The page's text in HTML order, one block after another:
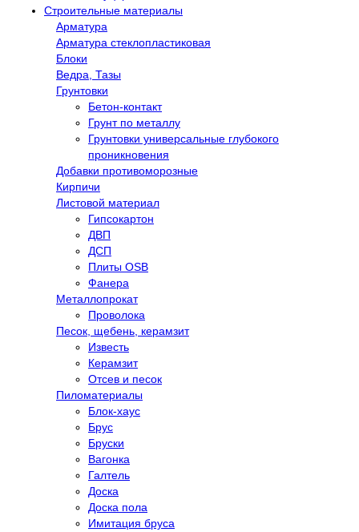
Строительные материалы
Арматура
Арматура стеклопластиковая
Блоки
Ведра, Тазы
Грунтовки
Бетон-контакт
Грунт по металлу
Грунтовки универсальные глубокого
проникновения
Добавки противоморозные
Кирпичи
Листовой материал
Гипсокартон
ДВП
ДСП
Плиты OSB
Фанера
Металлопрокат
Проволока
Песок, щебень, керамзит
Известь
Керамзит
Отсев и песок
Пиломатериалы
Блок-хаус
Брус
Бруски
Вагонка
Галтель
Доска
Доска пола
Имитация бруса